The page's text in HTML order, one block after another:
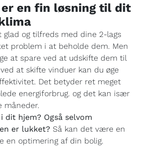
en fin løsning til dit
glad og tilfreds med dine 2-lags
problem i at beholde dem. Men
at spare ved at udskifte dem til
at skifte vinduer kan du øge
Det betyder ret meget
energiforbrug. og det kan især
måneder.
hjem? Også selvom
er lukket? Så kan det være en
en optimering af din bolig.